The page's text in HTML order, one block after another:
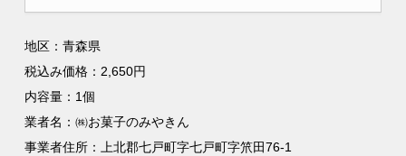
地区：青森県
税込み価格：2,650円
内容量：1個
業者名：㈱お菓子のみやきん
事業者住所：上北郡七戸町字七戸町字笊田76-1